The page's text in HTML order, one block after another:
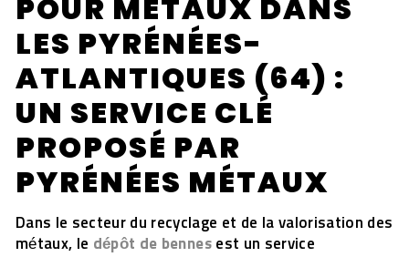
POUR MÉTAUX DANS
LES PYRÉNÉES-
ATLANTIQUES (64) :
UN SERVICE CLÉ
PROPOSÉ PAR
PYRÉNÉES MÉTAUX
Dans le secteur du recyclage et de la valorisation des
métaux, le dépôt de bennesest un service